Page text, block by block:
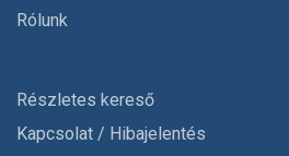
Rólunk
Részletes kereső
Kapcsolat / Hibajelentés